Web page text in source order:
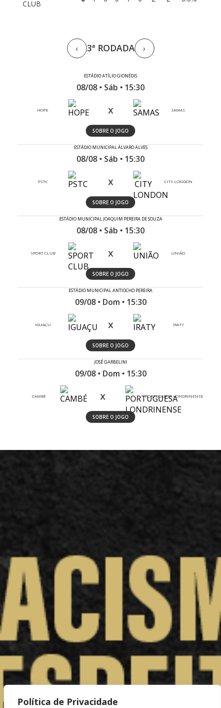
Política de Privacidade
CLUB
‹ 3ª RODADA ›
ESTÁDIO ATÍLIO GIONÉDIS
08/08 • Sáb • 15:30
HOPE x SAMAS
SOBRE O JOGO
ESTÁDIO MUNICIPAL ÁLVARO ALVES
08/08 • Sáb • 15:30
PSTC x CITY LONDON
SOBRE O JOGO
ESTÁDIO MUNICIPAL JOAQUIM PEREIRA DE SOUZA
08/08 • Sáb • 15:30
SPORT CLUB x UNIÃO
SOBRE O JOGO
ESTÁDIO MUNICIPAL ANTIOCHO PEREIRA
09/08 • Dom • 15:30
IGUAÇU x IRATY
SOBRE O JOGO
JOSÉ GARBELINI
09/08 • Dom • 15:30
CAMBÉ x PORTUGUESA LONDRINENSE
SOBRE O JOGO